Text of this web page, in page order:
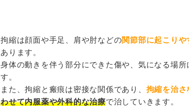
拘縮は顔面や手足、肩や肘などの関節部に起こりや
あります。
身体の動きを伴う部分にできた傷や、気になる場
す。
また、拘縮と瘢痕は密接な関係であり、 拘縮を治さ
わせて内服薬や外科的な治療で治していきます。